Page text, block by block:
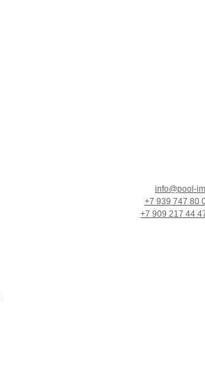
info@pool-
+7 939 747 80
+7 909 217 44